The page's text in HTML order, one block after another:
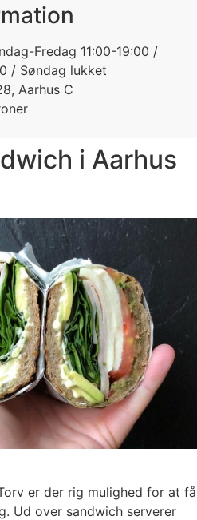
Fredag 11:00-19:00 /
/ Søndag lukket
Aarhus C
i Aarhus
er der rig mulighed for at få
Ud over sandwich serverer